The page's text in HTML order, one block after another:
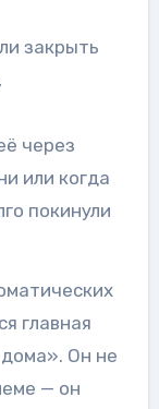
закрыть
через
или когда
покинули
главная
Он не
— он